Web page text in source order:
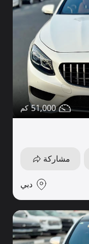
51,000
مشاركة
دبي